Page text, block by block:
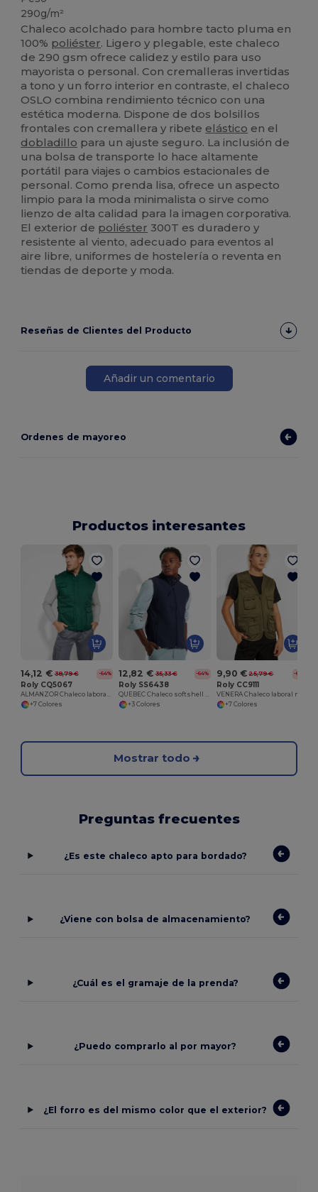
290g/m²
Chaleco acolchado para hombre tacto pluma en
100% poliéster. Ligero y plegable, este chaleco
de 290 gsm ofrece calidez y estilo para uso
mayorista o personal. Con cremalleras invertidas
a tono y un forro interior en contraste, el chaleco
OSLO combina rendimiento técnico con una
estética moderna. Dispone de dos bolsillos
frontales con cremallera y ribete elástico en el
dobladillo para un ajuste seguro. La inclusión de
una bolsa de transporte lo hace altamente
portátil para viajes o cambios estacionales de
personal. Como prenda lisa, ofrece un aspecto
limpio para la moda minimalista o sirve como
lienzo de alta calidad para la imagen corporativa.
El exterior de poliéster 300T es duradero y
resistente al viento, adecuado para eventos al
aire libre, uniformes de hostelería o reventa en
tiendas de deporte y moda.
Reseñas de Clientes del Producto
Añadir un comentario
Ordenes de mayoreo
Productos interesantes
14,12 € 38,79 € -64%
Roly CQ5067
+7 Colores
12,82 € 35,33 € -64%
Roly SS6438
+3 Colores
9,90 € 25,79 € -62%
Roly CC9111
+7 Colores
Mostrar todo
Preguntas frecuentes
¿Es este chaleco apto para bordado?
¿Viene con bolsa de almacenamiento?
¿Cuál es el gramaje de la prenda?
¿Puedo comprarlo al por mayor?
¿El forro es del mismo color que el exterior?